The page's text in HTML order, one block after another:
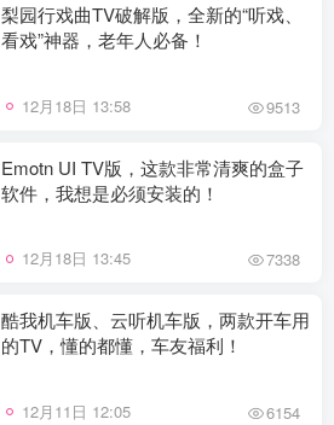
梨园行戏曲TV破解版，全新的“听戏、
看戏”神器，老年人必备！
12月18日 13:58 9513
Emotn UI TV版，这款非常清爽的盒子
软件，我想是必须安装的！
12月18日 13:45 7338
酷我机车版、云听机车版，两款开车用
的TV，懂的都懂，车友福利！
12月11日 12:05 6154